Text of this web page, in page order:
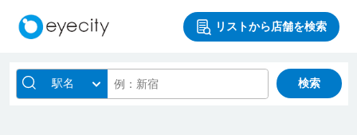
リストから店舗を検索
駅名 検索